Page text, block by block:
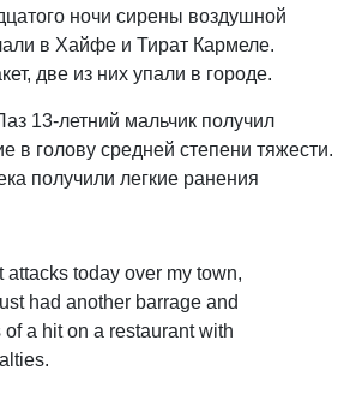
ночи сирены воздушной
в Хайфе и Тират Кармеле.
две из них упали в городе.
13-летний мальчик получил
в голову средней степени тяжести.
получили легкие ранения
attacks today over my town,
had another barrage and
of a hit on a restaurant with